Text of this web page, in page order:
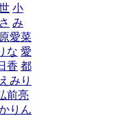
小
み
愛菜
な 愛
香 都
みり
前亮
りん